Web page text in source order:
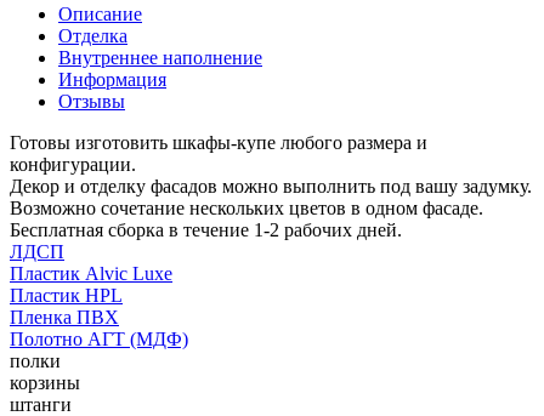
Описание
Отделка
Внутреннее наполнение
Информация
Отзывы
Готовы изготовить шкафы-купе любого размера и
конфигурации.
Декор и отделку фасадов можно выполнить под вашу задумку.
Возможно сочетание нескольких цветов в одном фасаде.
Бесплатная сборка в течение 1-2 рабочих дней.
ЛДСП
Пластик Alvic Luxe
Пластик HPL
Пленка ПВХ
Полотно АГТ (МДФ)
полки
корзины
штанги